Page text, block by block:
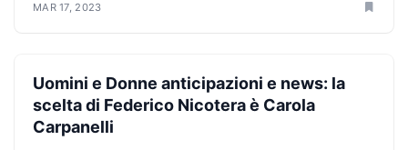
MAR 17, 2023
ANTICIPAZIONI TV
Uomini e Donne anticipazioni e news: la
scelta di Federico Nicotera è Carola
Carpanelli